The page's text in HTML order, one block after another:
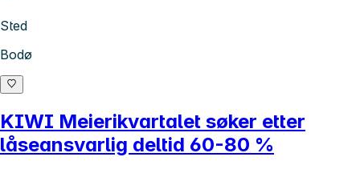
Sted
Bodø
KIWI Meierikvartalet søker etter
låseansvarlig deltid 60-80 %